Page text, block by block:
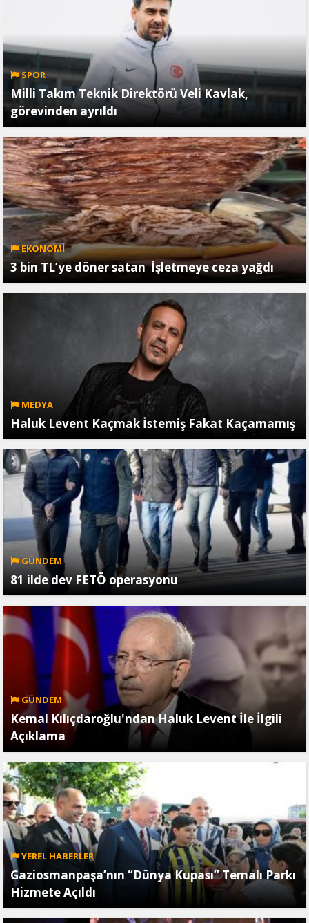
SPOR
Milli Takım Teknik Direktörü Veli Kavlak,
görevinden ayrıldı
EKONOMİ
3 bin TL’ye döner satan İşletmeye ceza yağdı
MEDYA
Haluk Levent Kaçmak İstemiş Fakat Kaçamamış
GÜNDEM
81 ilde dev FETÖ operasyonu
GÜNDEM
Kemal Kılıçdaroğlu'ndan Haluk Levent İle İlgili
Açıklama
YEREL HABERLER
Gaziosmanpaşa’nın “Dünya Kupası” Temalı Parkı
Hizmete Açıldı